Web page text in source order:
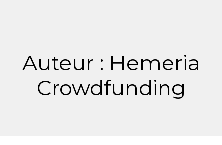
Auteur : Hemeria
Crowdfunding